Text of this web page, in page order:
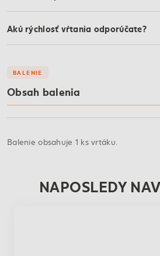
Akú rýchlosť vŕtania odporúčate?
BALENIE
Obsah balenia
Balenie obsahuje 1 ks vrtáku.
NAPOSLEDY